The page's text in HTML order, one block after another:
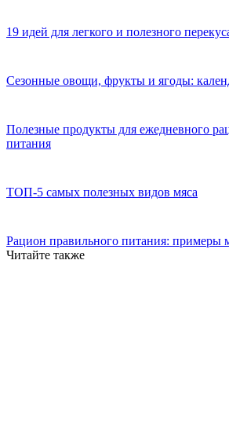
19 идей для легкого и полезного
Сезонные овощи, фрукты и ягоды:
Полезные продукты для ежедневного
питания
ТОП-5 самых полезных видов мяса
Рацион правильного питания: примеры
Читайте также